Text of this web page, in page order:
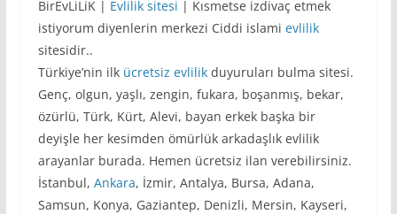
BirEvLiLiK | Evlilik sitesi | Kısmetse izdivaç etmek
istiyorum diyenlerin merkezi Ciddi islami evlilik
sitesidir..
Türkiye’nin ilk ücretsiz evlilikduyuruları bulma sitesi.
Genç, olgun, yaşlı, zengin, fukara, boşanmış, bekar,
özürlü, Türk, Kürt, Alevi, bayan erkek başka bir
deyişle her kesimden ömürlük arkadaşlık evlilik
arayanlar burada. Hemen ücretsiz ilan verebilirsiniz.
İstanbul, Ankara, İzmir, Antalya, Bursa, Adana,
Samsun, Konya, Gaziantep, Denizli, Mersin, Kayseri,